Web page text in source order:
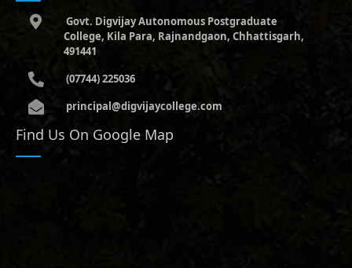
Govt. Digvijay Autonomous Postgraduate
College, Kila Para, Rajnandgaon, Chhattisgarh,
491441
(07744) 225036
principal@digvijaycollege.com
Find Us On Google Map